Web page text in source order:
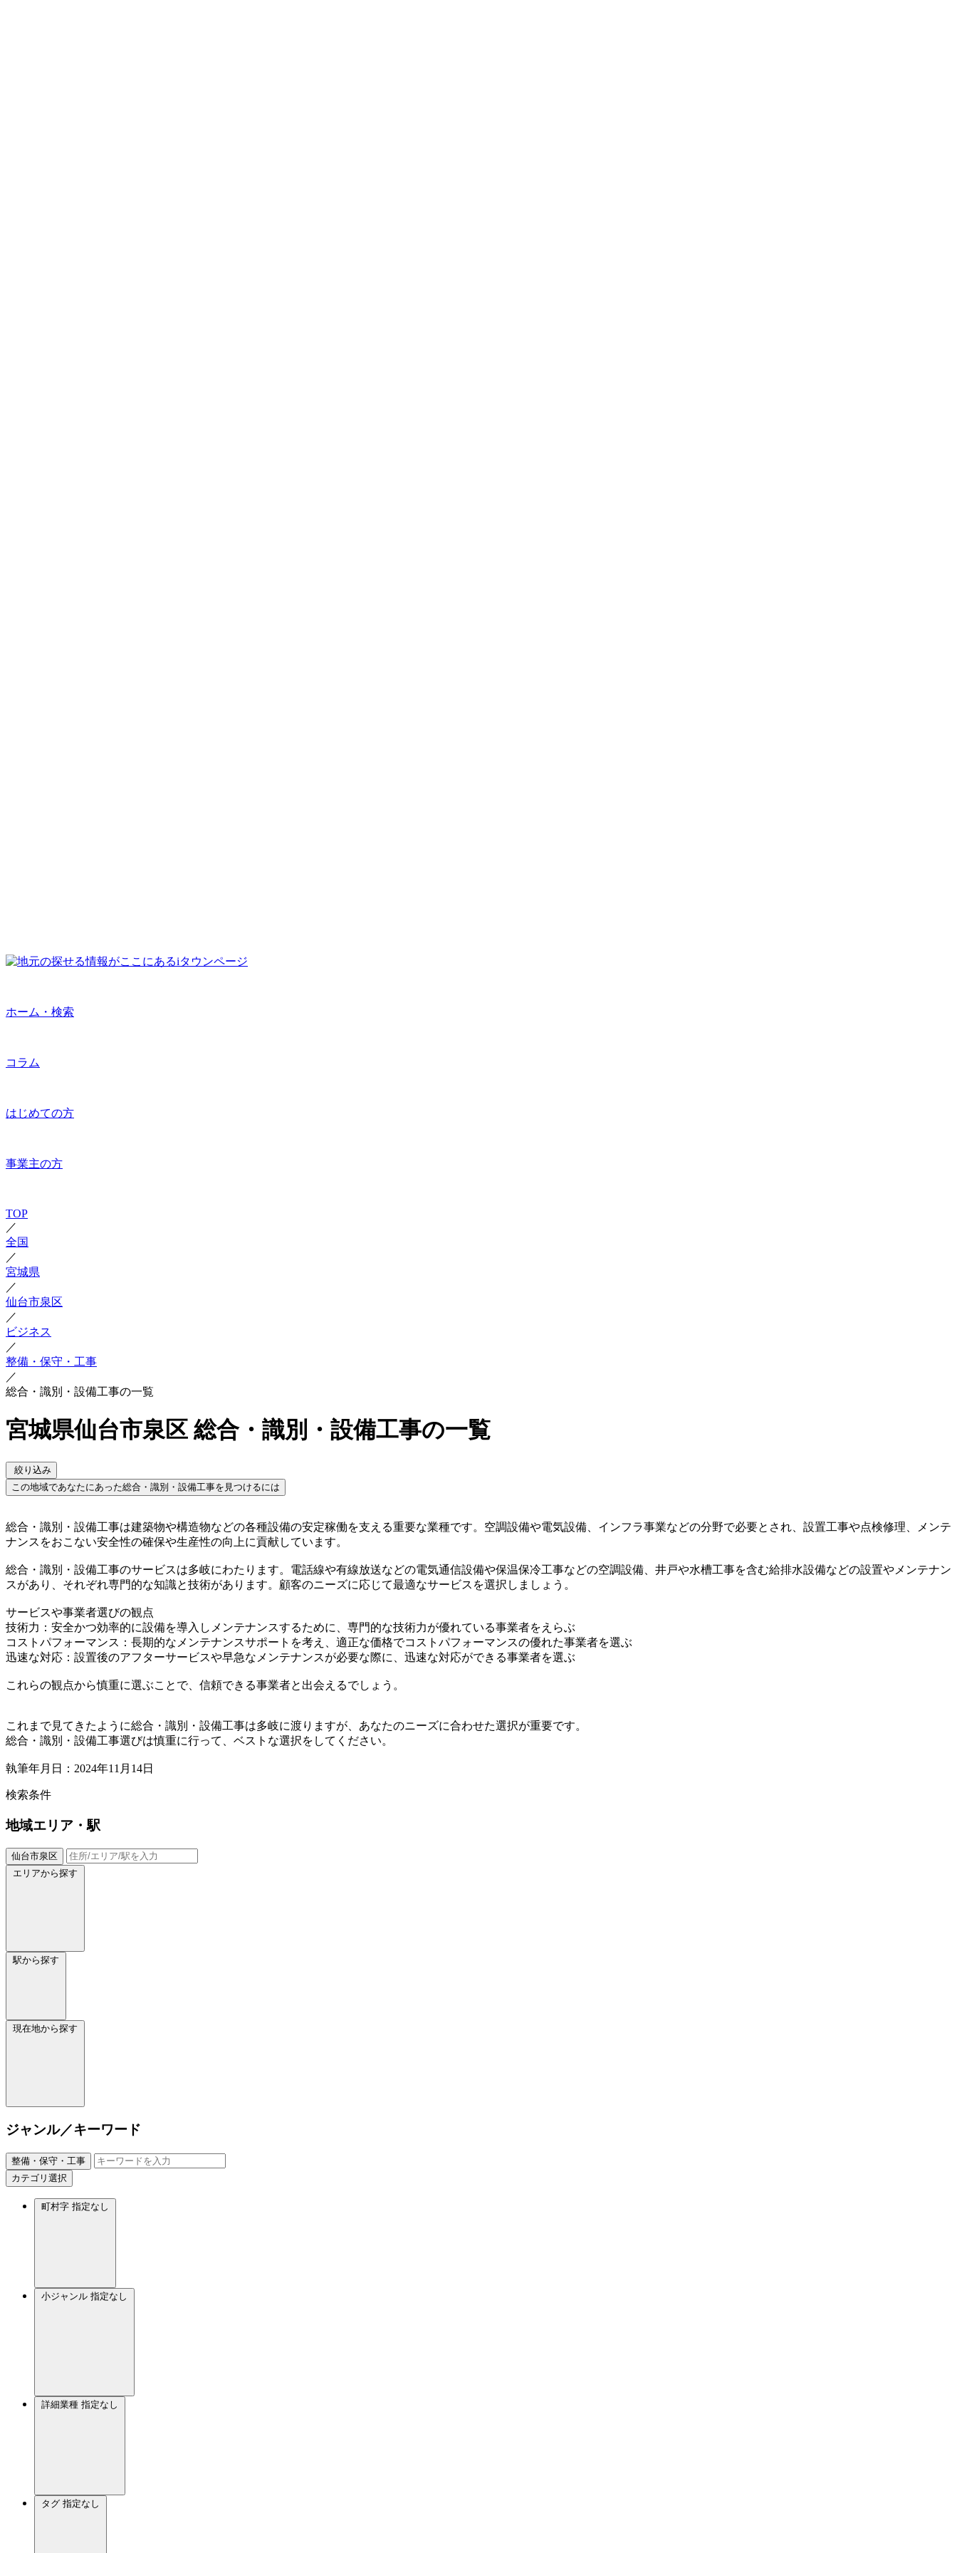
ホーム・検索
コラム
はじめての方
事業主の方
TOP
／
全国
／
宮城県
／
仙台市泉区
／
ビジネス
／
整備・保守・工事
／
総合・識別・設備工事の一覧
宮城県仙台市泉区 総合・識別・設備工事の一覧
絞り込み
この地域であなたにあった総合・識別・設備工事を見つけるには
総合・識別・設備工事は建築物や構造物などの各種設備の安定稼働を支える重要な業種です。空調設備や電気設備、インフラ事業などの分野で必要とされ、設置工事や点検修理、メンテ
ナンスをおこない安全性の確保や生産性の向上に貢献しています。
総合・識別・設備工事のサービスは多岐にわたります。電話線や有線放送などの電気通信設備や保温保冷工事などの空調設備、井戸や水槽工事を含む給排水設備などの設置やメンテナン
スがあり、それぞれ専門的な知識と技術があります。顧客のニーズに応じて最適なサービスを選択しましょう。
サービスや事業者選びの観点
技術力：安全かつ効率的に設備を導入しメンテナンスするために、専門的な技術力が優れている事業者をえらぶ
コストパフォーマンス：長期的なメンテナンスサポートを考え、適正な価格でコストパフォーマンスの優れた事業者を選ぶ
迅速な対応：設置後のアフターサービスや早急なメンテナンスが必要な際に、迅速な対応ができる事業者を選ぶ
これらの観点から慎重に選ぶことで、信頼できる事業者と出会えるでしょう。
これまで見てきたように総合・識別・設備工事は多岐に渡りますが、あなたのニーズに合わせた選択が重要です。
総合・識別・設備工事選びは慎重に行って、ベストな選択をしてください。
執筆年月日：2024年11月14日
検索条件
地域エリア・駅
仙台市泉区
エリアから探す
駅から探す
現在地から探す
ジャンル／キーワード
整備・保守・工事
カテゴリ選択
町村字 指定なし
小ジャンル 指定なし
詳細業種 指定なし
タグ 指定なし